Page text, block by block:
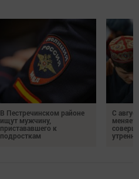
В Пестречинском районе
ищут мужчину,
пристававшего к
подросткам
С